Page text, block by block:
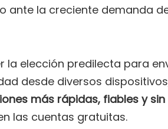
ante la creciente demanda
la elección predilecta para
desde diversos
más rápidas, fiables y
las cuentas gratuitas.